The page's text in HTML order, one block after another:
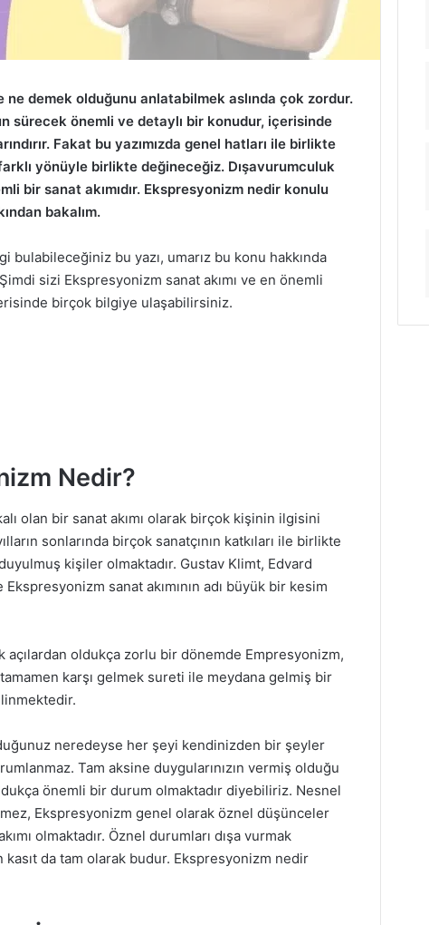
ne demek olduğunu anlatabilmek aslında çok zordur.
sürecek önemli ve detaylı bir konudur, içerisinde
Fakat bu yazımızda genel hatları ile birlikte
yönüyle birlikte değineceğiz. Dışavurumculuk
bir sanat akımıdır. Ekspresyonizm nedir konulu
bakalım.
bulabileceğiniz bu yazı, umarız bu konu hakkında
sizi Ekspresyonizm sanat akımı ve en önemli
birçok bilgiye ulaşabilirsiniz.
Nedir?
olan bir sanat akımı olarak birçok kişinin ilgisini
sonlarında birçok sanatçının katkıları ile birlikte
kişiler olmaktadır. Gustav Klimt, Edvard
sanat akımının adı büyük bir kesim
açılardan oldukça zorlu bir dönemde Empresyonizm,
karşı gelmek sureti ile meydana gelmiş bir
neredeyse her şeyi kendinizden bir şeyler
Tam aksine duygularınızın vermiş olduğu
önemli bir durum olmaktadır diyebiliriz. Nesnel
Ekspresyonizm genel olarak öznel düşünceler
olmaktadır. Öznel durumları dışa vurmak
kasıt da tam olarak budur. Ekspresyonizm nedir